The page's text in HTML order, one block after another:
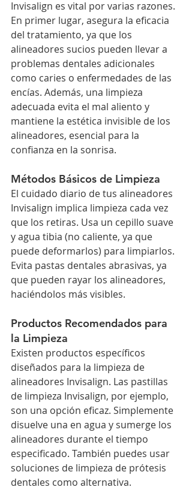
Invisalign es vital por varias razones.
En primer lugar, asegura la eficacia
del tratamiento, ya que los
alineadores sucios pueden llevar a
problemas dentales adicionales
como caries o enfermedades de las
encías. Además, una limpieza
adecuada evita el mal aliento y
mantiene la estética invisible de los
alineadores, esencial para la
confianza en la sonrisa.
Métodos Básicos de Limpieza
El cuidado diario de tus alineadores
Invisalign implica limpieza cada vez
que los retiras. Usa un cepillo suave
y agua tibia (no caliente, ya que
puede deformarlos) para limpiarlos.
Evita pastas dentales abrasivas, ya
que pueden rayar los alineadores,
haciéndolos más visibles.
Productos Recomendados para
la Limpieza
Existen productos específicos
diseñados para la limpieza de
alineadores Invisalign. Las pastillas
de limpieza Invisalign, por ejemplo,
son una opción eficaz. Simplemente
disuelve una en agua y sumerge los
alineadores durante el tiempo
especificado. También puedes usar
soluciones de limpieza de prótesis
dentales como alternativa.